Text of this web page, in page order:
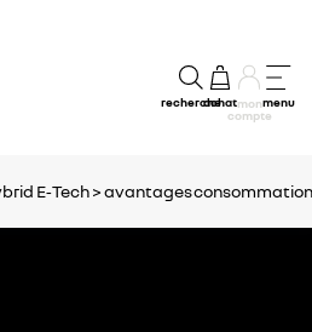
rechercheachatmon
compte
menu
E‑Tech >avantagesconsommation